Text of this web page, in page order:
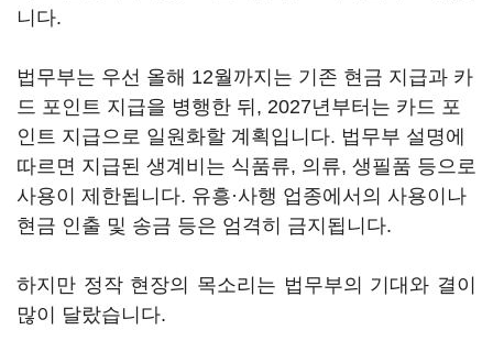
니다.
법무부는 우선 올해 12월까지는 기존 현금 지급과 카
드 포인트 지급을 병행한 뒤, 2027년부터는 카드 포
인트 지급으로 일원화할 계획입니다. 법무부 설명에
따르면 지급된 생계비는 식품류, 의류, 생필품 등으로
사용이 제한됩니다. 유흥·사행 업종에서의 사용이나
현금 인출 및 송금 등은 엄격히 금지됩니다.
하지만 정작 현장의 목소리는 법무부의 기대와 결이
많이 달랐습니다.